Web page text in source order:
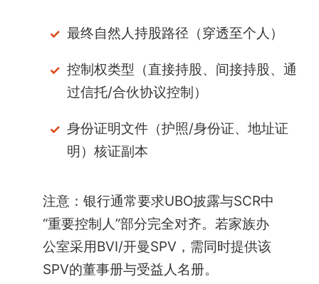
最终自然人持股路径（穿透至个人）
控制权类型（直接持股、间接持股、通
过信托/合伙协议控制）
身份证明文件（护照/身份证、地址证
明）核证副本
注意：银行通常要求UBO披露与SCR中
“重要控制人”部分完全对齐。若家族办
公室采用BVI/开曼SPV，需同时提供该
SPV的董事册与受益人名册。